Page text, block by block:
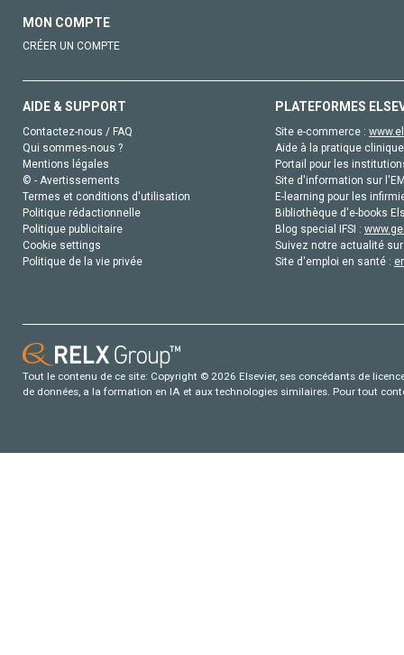
MON COMPTE
CRÉER UN COMPTE
AIDE & SUPPORT
Contactez-nous / FAQ
Qui sommes-nous ?
Mentions légales
© - Avertissements
Termes et conditions d'utilisation
Politique rédactionnelle
Politique publicitaire
Cookie settings
Politique de la vie privée
PLATEFORMES
Site e-commerce :
Aide à la pratique
Portail pour les
Site d'information sur
E-learning pour les
Bibliothèque d'e-books
Blog special IFSI :
Suivez notre actualité
Site d'emploi en santé :
Tout le contenu de ce site: Copyright © 2026 Elsevier, ses concédants de
de données, a la formation en IA et aux technologies similaires. Pour tout